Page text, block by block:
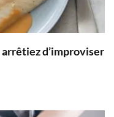
d’improviser